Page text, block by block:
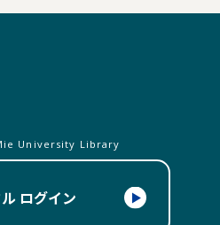
ログイン
University Library
町1577
画担当）